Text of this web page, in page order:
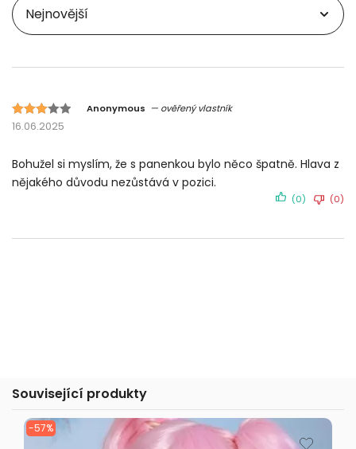
Hodnoceno
na
základě
Anonymous — ověřený vlastník
16.06.2025
Bohužel si myslím, že s panenkou bylo něco špatně. Hlava z
nějakého důvodu nezůstává v pozici.
(0) (0)
Související produkty
-57%